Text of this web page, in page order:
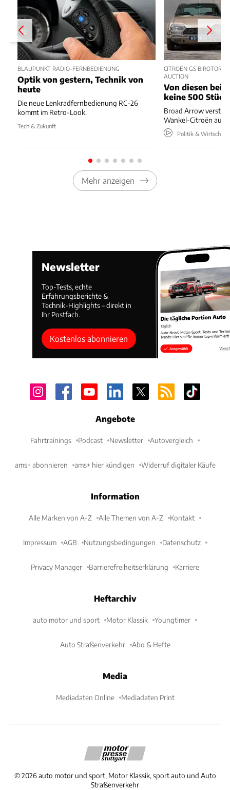
BLAUPUNKT RADIO-FERNBEDIENUNG
Optik von gestern, Technik von
heute
Die neue Lenkradfernbedienung RC-26
kommt im Retro-Look.
Tech & Zukunft
CITROËN GS BIROTOR
AUCTION
Von diesen
keine 500 Stück
Broad Arrow
Wankel-Citroën aus
Politik & Wirtschaft
Mehr anzeigen
Newsletter
Top-Tests, echte
Erfahrungsberichte &
Technik-Highlights – direkt in
Ihr Postfach.
Kostenlos abonnieren
Angebote
Fahrtrainings Podcast Newsletter Autovergleich
ams+ abonnieren ams+ hier kündigen Widerruf digitaler Käufe
Information
Alle Marken von A-Z Alle Themen von A-Z Kontakt
Impressum AGB Nutzungsbedingungen Datenschutz
Privacy Manager Barrierefreiheitserklärung Karriere
Heftarchiv
auto motor und sport Motor Klassik Youngtimer
Auto Straßenverkehr Abo & Hefte
Media
Mediadaten Online Mediadaten Print
©2026 auto motor und sport, Motor Klassik, sport auto und Auto
Straßenverkehr